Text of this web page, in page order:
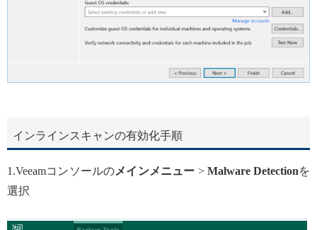
インラインスキャンの有効化手順
1.Veeamコンソールのメインメニュー > Malware Detectionを
選択